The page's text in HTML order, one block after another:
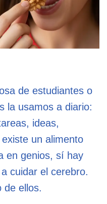
de estudiantes o
la usamos a diario:
ideas,
un alimento
en genios, sí hay
cuidar el cerebro.
de ellos.